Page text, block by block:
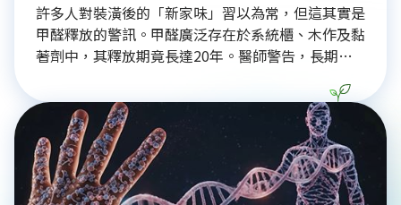
許多人對裝潢後的「新家味」習以為常，但這其實是
甲醛釋放的警訊。甲醛廣泛存在於系統櫃、木作及黏
著劑中，其釋放期竟長達20年。醫師警告，長期暴
表毒素消失。此外，甲醛問題更延伸至環境永續，從
建材生產到室內排放，皆會污染空氣與水資源。守護
居家健康與地球環境，應從重視室內空污與選擇環保
建材開始，避免身體與環境持續透支。